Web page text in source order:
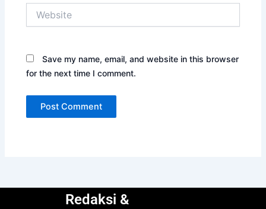
Save my name, email, and website in this browser
for the next time I comment.
Redaksi &